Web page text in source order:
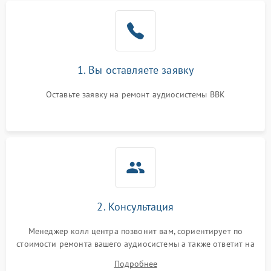
1. Вы оставляете заявку
Оставьте заявку на ремонт аудиосистемы BBK
2. Консультация
Менеджер колл центра позвонит вам, сориентирует по
стоимости ремонта вашего аудиосистемы а также ответит на
Подробнее